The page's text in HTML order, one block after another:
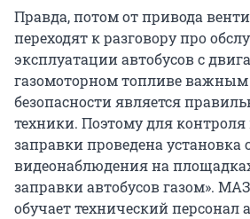
Правда, потом от привода
переходят к разговору про
эксплуатации автобусов с
газомоторном топливе важным
безопасности является
техники. Поэтому для контроля
заправки проведена установка
видеонаблюдения на
заправки автобусов газом».
обучает технический персонал